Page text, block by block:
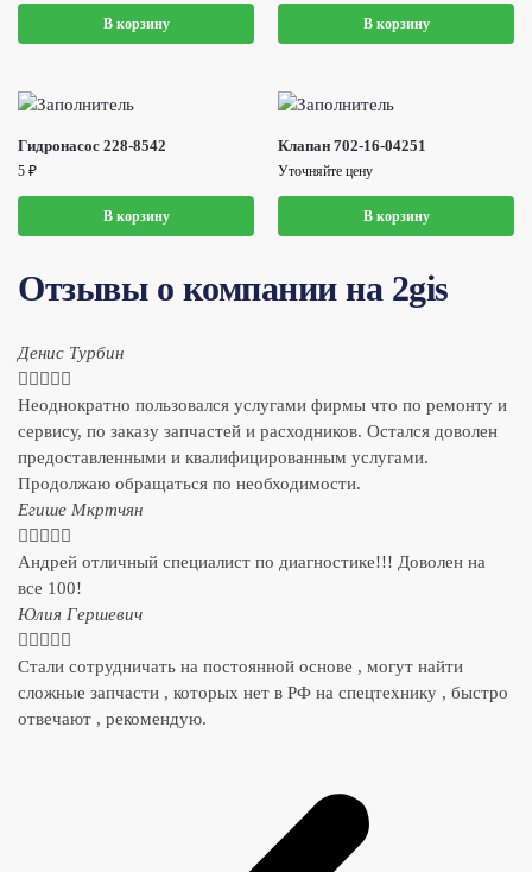
В корзину В корзину
Гидронасос 228-8542
5 ₽
В корзину
Клапан 702-16-04251
Уточняйте цену
В корзину
Отзывы о компании на 2gis
Денис Турбин
    
Неоднократно пользовался услугами фирмы что по ремонту и
сервису, по заказу запчастей и расходников. Остался доволен
предоставленными и квалифицированным услугами.
Продолжаю обращаться по необходимости.
​Егише Мкртчян
    
Андрей отличный специалист по диагностике!!! Доволен на
все 100!
​Юлия Гершевич
    
Стали сотрудничать на постоянной основе , могут найти
сложные запчасти , которых нет в РФ на спецтехнику , быстро
отвечают , рекомендую.